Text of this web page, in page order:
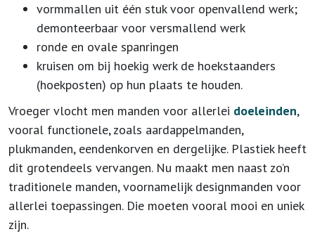
vormmallen uit één stuk voor openvallend werk;
demonteerbaar voor versmallend werk
ronde en ovale spanringen
kruisen om bij hoekig werk de hoekstaanders
(hoekposten) op hun plaats te houden.
Vroeger vlocht men manden voor allerlei doeleinden,
vooral functionele, zoals aardappelmanden,
plukmanden, eendenkorven en dergelijke. Plastiek heeft
dit grotendeels vervangen. Nu maakt men naast zo’n
traditionele manden, voornamelijk designmanden voor
allerlei toepassingen. Die moeten vooral mooi en uniek
zijn.